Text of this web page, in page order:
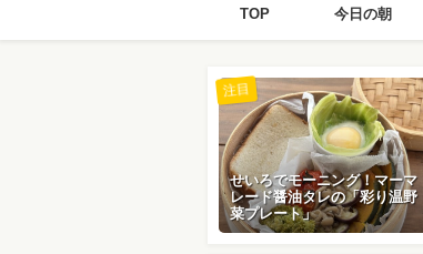
TOP 今日の朝
せいろでモーニング！マーマ
レード醤油タレの「彩り温野
菜プレート」
注目